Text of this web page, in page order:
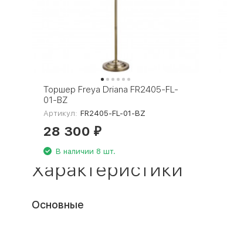
Торшер Freya Driana FR2405-FL-
01-BZ
Артикул: FR2405-FL-01-BZ
28 300 ₽
В наличии 8 шт.
Характеристики
Основные